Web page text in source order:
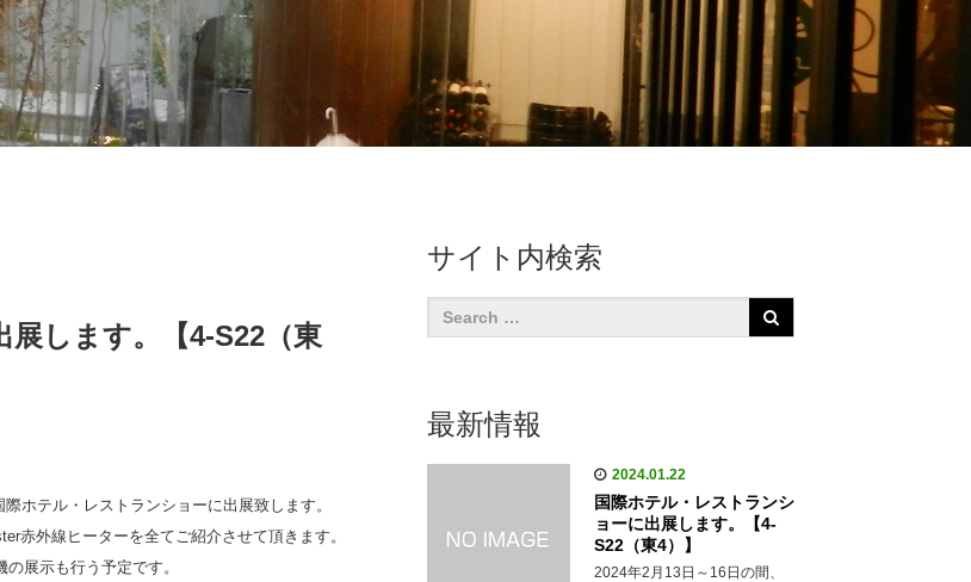
します。【4-S22（東
ホテル・レストランショーに出展致します。
赤外線ヒーターを全てご紹介させて頂きます。
展示も行う予定です。
サイト内検索
最新情報
2024.01.22
国際ホテル・レストランシ
ョーに出展します。【4-
S22（東4）】
2024年2月13日～16日の間、